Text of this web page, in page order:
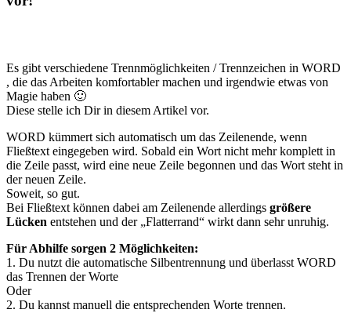
Es gibt verschiedene Trennmöglichkeiten / Trennzeichen in WORD
, die das Arbeiten komfortabler machen und irgendwie etwas von
Magie haben 🙂
Diese stelle ich Dir in diesem Artikel vor.
WORD kümmert sich automatisch um das Zeilenende, wenn
Fließtext eingegeben wird. Sobald ein Wort nicht mehr komplett in
die Zeile passt, wird eine neue Zeile begonnen und das Wort steht in
der neuen Zeile.
Soweit, so gut.
Bei Fließtext können dabei am Zeilenende allerdings größere
Lücken entstehen und der „Flatterrand“ wirkt dann sehr unruhig.
Für Abhilfe sorgen 2 Möglichkeiten:
1. Du nutzt die automatische Silbentrennung und überlasst WORD
das Trennen der Worte
Oder
2. Du kannst manuell die entsprechenden Worte trennen.